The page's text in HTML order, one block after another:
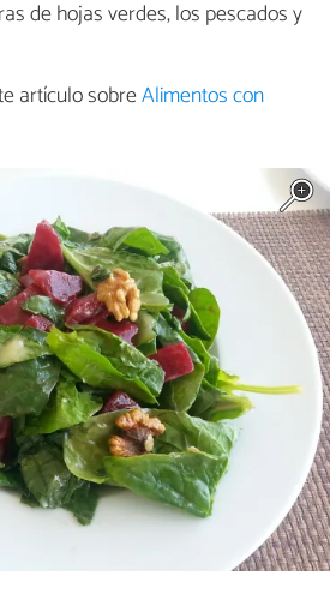
de hojas verdes, los pescados y
artículo sobreAlimentos con